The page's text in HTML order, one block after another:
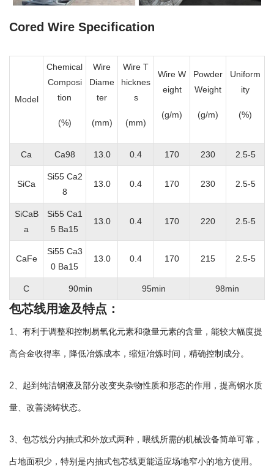
Cored Wire Specification
Model
Chemical
Composi
tion
(%)
Wire
Diame
ter
(mm)
Wire T
hicknes
s
(mm)
Wire W
eight
(g/m)
Powder
Weight
(g/m)
Uniform
ity
(%)
Ca Ca98 13.0 0.4 170 230 2.5-5
SiCa
Si55 Ca2
8
13.0 0.4 170 230 2.5-5
SiCaB
a
Si55 Ca1
5 Ba15
13.0 0.4 170 220 2.5-5
CaFe
Si55 Ca3
0 Ba15
13.0 0.4 170 215 2.5-5
C 90min 95min 98min
包芯线用途及特点：
1、有利于调整和控制易氧化元素和微量元素的含量，能较大幅度提
高合金收得率，降低冶炼成本，缩短冶炼时间，精确控制成分。
2、起到纯洁钢液及部分改变夹杂物性质和形态的作用，提高钢水质
量、改善浇铸状态。
3、包芯线分内抽式和外放式两种，喂线所需的机械设备简单可靠，
占地面积少，特别是内抽式包芯线更能适应场地窄小的地方使用。